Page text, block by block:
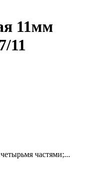
11мм
11
частями;...